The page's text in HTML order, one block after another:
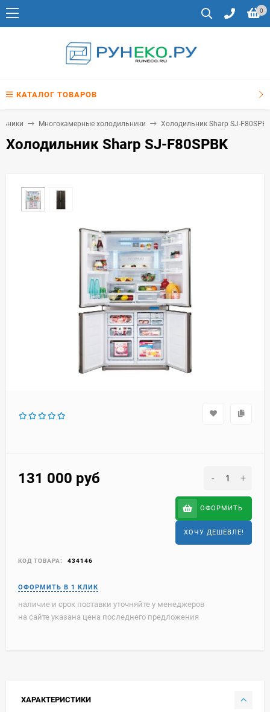
0
КАТАЛОГ ТОВАРОВ
Многокамерные холодильники Холодильник Sharp SJ-
Холодильник Sharp SJ-F80SPBK
131 000 руб - +
ОФОРМИТЬ
ХОЧУ ДЕШЕВЛЕ!
КОД ТОВАРА: 434146
наличие и срок поставки уточняйте у менеджеров
на сайте указана цена последнего предложения
ХАРАКТЕРИСТИКИ